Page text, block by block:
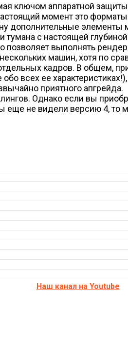
ключом аппаратной
момент это
дополнительные элементы
с настоящей глубиной
позволяет выполнять
машин, хотя по
кадров. В общем,
всех ее
приятного апгрейда.
Однако если вы
еще не видели версию 4, то
Наш канал на Youtube